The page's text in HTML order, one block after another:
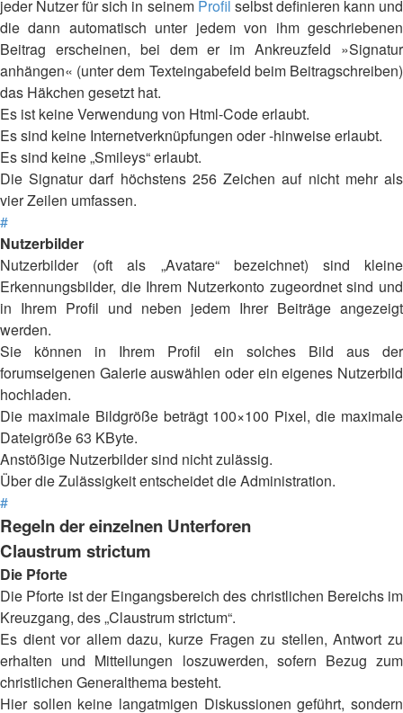
jeder Nutzer für sich in seinem Profil selbst definieren kann und
die dann automatisch unter jedem von ihm geschriebenen
Beitrag erscheinen, bei dem er im Ankreuzfeld »Signatur
anhängen« (unter dem Texteingabefeld beim Beitragschreiben)
das Häkchen gesetzt hat.
Es ist keine Verwendung von Html-Code erlaubt.
Es sind keine Internetverknüpfungen oder -hinweise erlaubt.
Es sind keine „Smileys“ erlaubt.
Die Signatur darf höchstens 256 Zeichen auf nicht mehr als
vier Zeilen umfassen.
#
Nutzerbilder
Nutzerbilder (oft als „Avatare“ bezeichnet) sind kleine
Erkennungsbilder, die Ihrem Nutzerkonto zugeordnet sind und
in Ihrem Profil und neben jedem Ihrer Beiträge angezeigt
werden.
Sie können in Ihrem Profil ein solches Bild aus der
forumseigenen Galerie auswählen oder ein eigenes Nutzerbild
hochladen.
Die maximale Bildgröße beträgt 100×100 Pixel, die maximale
Dateigröße 63 KByte.
Anstößige Nutzerbilder sind nicht zulässig.
Über die Zulässigkeit entscheidet die Administration.
#
Regeln der einzelnen Unterforen
Claustrum strictum
Die Pforte
Die Pforte ist der Eingangsbereich des christlichen Bereichs im
Kreuzgang, des „Claustrum strictum“.
Es dient vor allem dazu, kurze Fragen zu stellen, Antwort zu
erhalten und Mitteilungen loszuwerden, sofern Bezug zum
christlichen Generalthema besteht.
Hier sollen keine langatmigen Diskussionen geführt, sondern